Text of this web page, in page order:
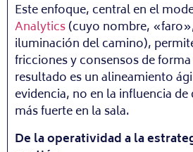
Este enfoque, central en el
Analytics(cuyo nombre,
iluminación del camino),
fricciones y consensos de
resultado es un alineamiento
evidencia, no en la influencia
más fuerte en la sala.
De la operatividad a la